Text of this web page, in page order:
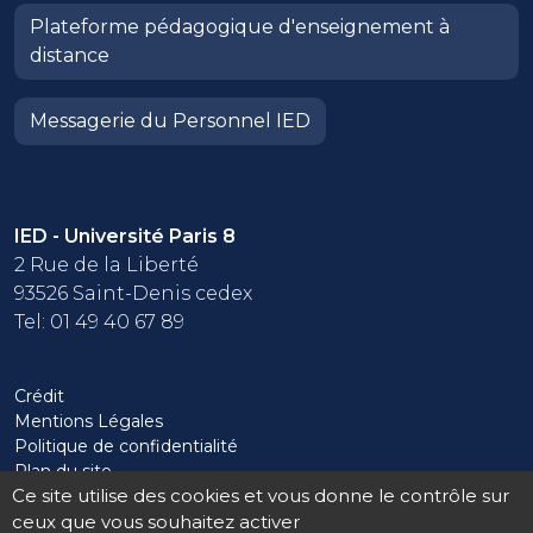
Ce site utilise des cookies et vous donne le contrôle sur
ceux que vous souhaitez activer
Plateforme pédagogique d'enseignement à
distance
Messagerie du Personnel IED
IED - Université Paris 8
2 Rue de la Liberté
93526 Saint-Denis cedex
Tel: 01 49 40 67 89
Crédit
Mentions Légales
Politique de confidentialité
Plan du site